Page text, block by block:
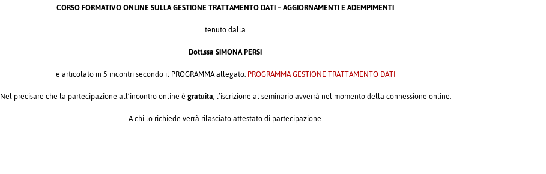
CORSO FORMATIVO ONLINE SULLA GESTIONE TRATTAMENTO DATI – AGGIORNAMENTI E ADEMPIMENTI
tenuto dalla
Dott.ssa SIMONA PERSI
e articolato in 5 incontri secondo il PROGRAMMA allegato:PROGRAMMA GESTIONE TRATTAMENTO DATI
Nel precisare che la partecipazione all’incontro online ègratuita, l’iscrizione al seminario avverrà nel momento della connessione online.
A chi lo richiede verrà rilasciato attestato di partecipazione.